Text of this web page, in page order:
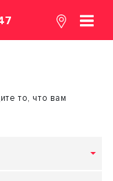
то, что вам